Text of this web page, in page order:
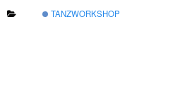
TANZWORKSHOP